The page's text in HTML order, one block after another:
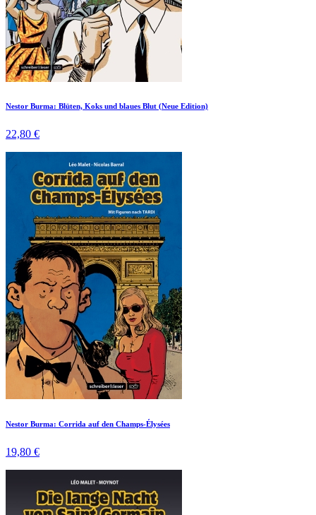
Nestor Burma: Blüten, Koks und blaues Blut (Neue Edition)
22,80 €
Nestor Burma: Corrida auf den Champs-Élysées
19,80 €